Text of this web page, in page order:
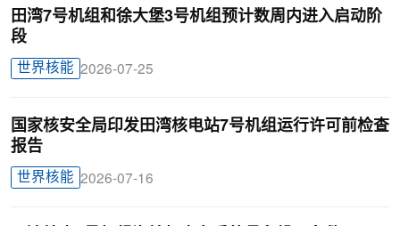
田湾7号机组和徐大堡3号机组预计数周内进入启动阶
段
世界核能 2026-07-25
国家核安全局印发田湾核电站7号机组运行许可前检查
报告
世界核能 2026-07-16